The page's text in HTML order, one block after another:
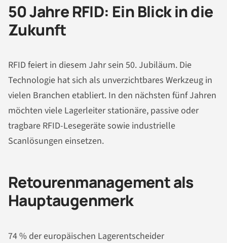
50 Jahre RFID: Ein Blick in die
Zukunft
RFID feiert in diesem Jahr sein 50. Jubiläum. Die
Technologie hat sich als unverzichtbares Werkzeug in
vielen Branchen etabliert. In den nächsten fünf Jahren
möchten viele Lagerleiter stationäre, passive oder
tragbare RFID-Lesegeräte sowie industrielle
Scanlösungen einsetzen.
Retourenmanagement als
Hauptaugenmerk
74 % der europäischen Lagerentscheider